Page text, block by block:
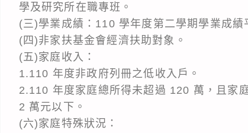
學及研究所在職專班。
(三)學業成績：110 學年度第二學期學業成
(四)非家扶基金會經濟扶助對象。
(五)家庭收入：
1.110 年度非政府列冊之低收入戶。
2.110 年度家庭總所得未超過 120 萬，且家
2 萬元以下。
(六)家庭特殊狀況：